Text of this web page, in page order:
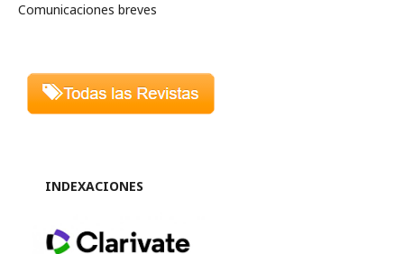
Comunicaciones breves
INDEXACIONES